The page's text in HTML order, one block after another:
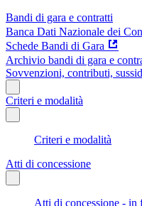
Bandi di gara e contratti
Banca Dati Nazionale dei
Schede Bandi di Gara
Archivio bandi di gara e
Sovvenzioni, contributi,
Criteri e modalità
Criteri e modalità
Atti di concessione
Atti di concessione - in